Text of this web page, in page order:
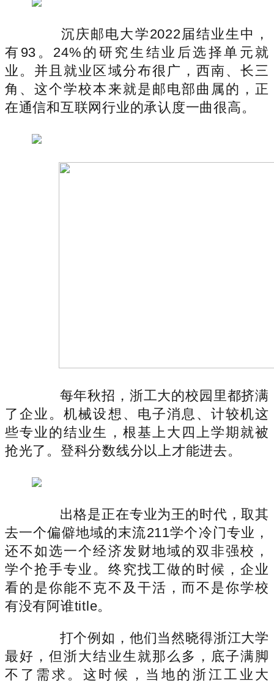
沉庆邮电大学2022届结业生中，
有93。24%的研究生结业后选择单元就
业。并且就业区域分布很广，西南、长三
角、这个学校本来就是邮电部曲属的，正
在通信和互联网行业的承认度一曲很高。
每年秋招，浙工大的校园里都挤满
了企业。机械设想、电子消息、计较机这
些专业的结业生，根基上大四上学期就被
抢光了。登科分数线分以上才能进去。
出格是正在专业为王的时代，取其
去一个偏僻地域的末流211学个冷门专业，
还不如选一个经济发财地域的双非强校，
学个抢手专业。终究找工做的时候，企业
看的是你能不克不及干活，而不是你学校
有没有阿谁title。
打个例如，他们当然晓得浙江大学
最好，但浙大结业生就那么多，底子满脚
不了需求。这时候，当地的浙江工业大